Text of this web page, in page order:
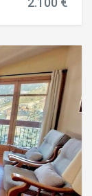
y
el
suite, y dos
bañera, ~-
orientación
~Se
~~No dude en
de